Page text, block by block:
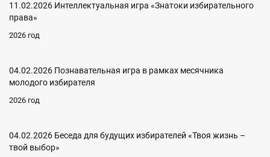
11.02.2026 Интеллектуальная игра «Знатоки избирательного
права»
2026 год
04.02.2026 Познавательная игра в рамках месячника
молодого избирателя
2026 год
04.02.2026 Беседа для будущих избирателей «Твоя жизнь –
твой выбор»